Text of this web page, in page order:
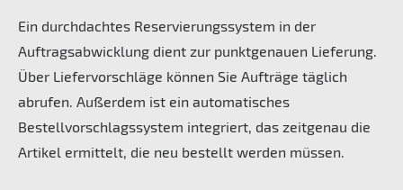
Ein durchdachtes Reservierungssystem in der
Auftragsabwicklung dient zur punktgenauen Lieferung.
Über Liefervorschläge können Sie Aufträge täglich
abrufen. Außerdem ist ein automatisches
Bestellvorschlagssystem integriert, das zeitgenau die
Artikel ermittelt, die neu bestellt werden müssen.